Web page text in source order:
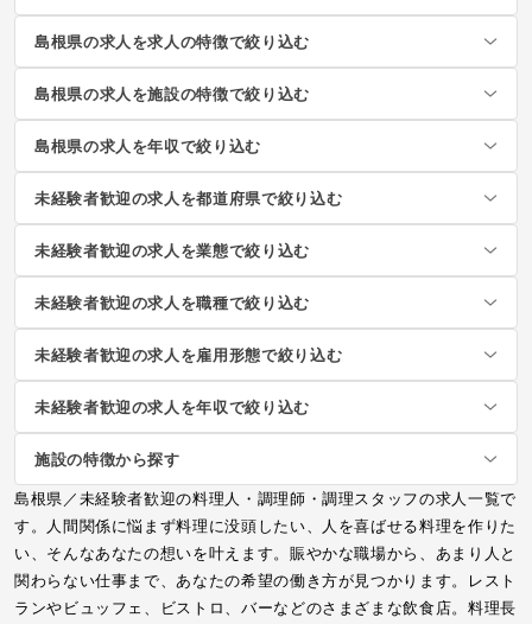
島根県の求人を求人の特徴で絞り込む
島根県の求人を施設の特徴で絞り込む
島根県の求人を年収で絞り込む
未経験者歓迎の求人を都道府県で絞り込む
未経験者歓迎の求人を業態で絞り込む
未経験者歓迎の求人を職種で絞り込む
未経験者歓迎の求人を雇用形態で絞り込む
未経験者歓迎の求人を年収で絞り込む
施設の特徴から探す
島根県／未経験者歓迎の料理人・調理師・調理スタッフの求人一覧で
す。人間関係に悩まず料理に没頭したい、人を喜ばせる料理を作りた
い、そんなあなたの想いを叶えます。賑やかな職場から、あまり人と
関わらない仕事まで、あなたの希望の働き方が見つかります。レスト
ランやビュッフェ、ビストロ、バーなどのさまざまな飲食店。料理長